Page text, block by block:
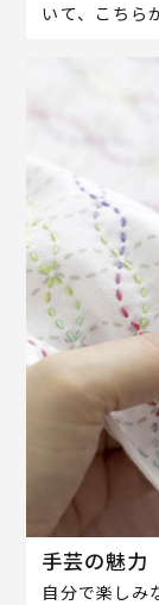
いて、こちら
手芸の魅力
自分で楽しみ